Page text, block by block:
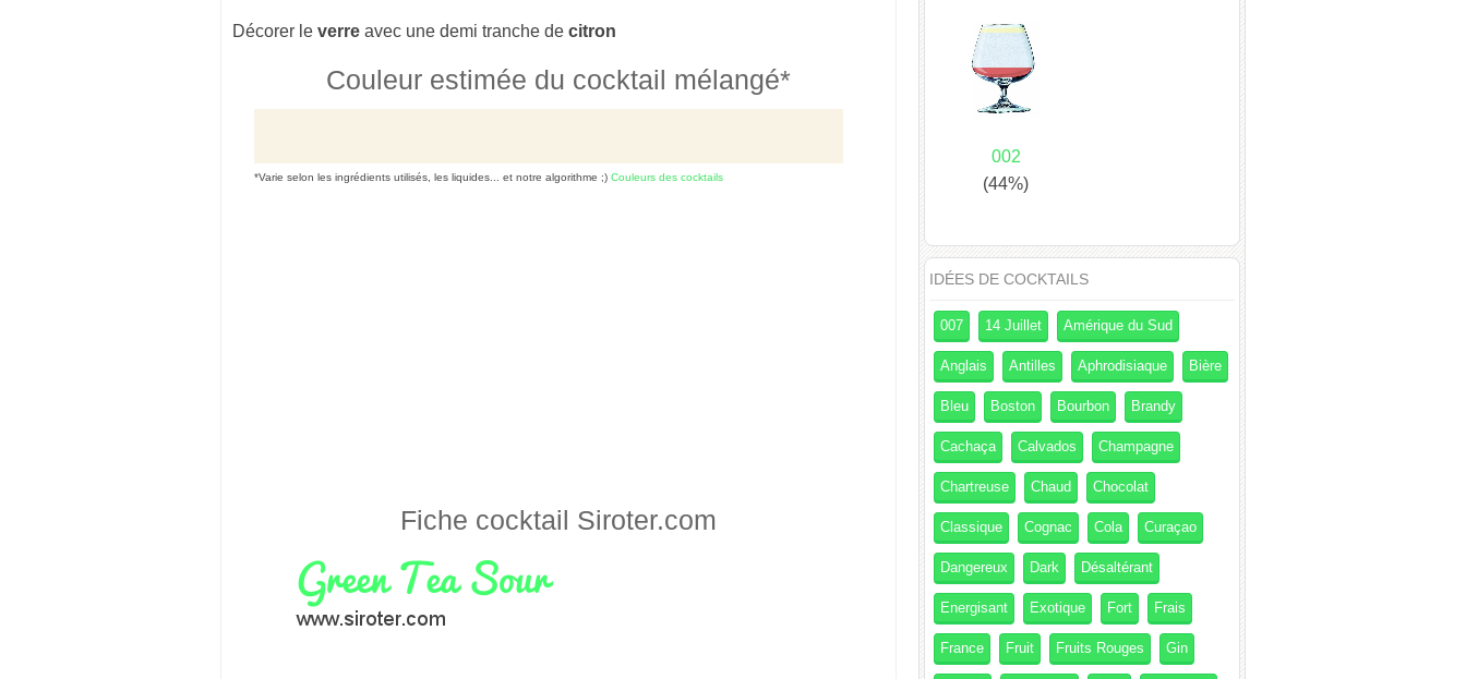
Décorer le verre avec une demi tranche de citron
Couleur estimée du cocktail mélangé*
*Varie selon les ingrédients utilisés, les liquides... et notre algorithme ;) Couleurs des cocktails
Fiche cocktail Siroter.com
002
(44%)
IDÉES DE COCKTAILS
007 14 Juillet Amérique du Sud
Anglais Antilles Aphrodisiaque Bière
Bleu Boston Bourbon Brandy
Cachaça Calvados Champagne
Chartreuse Chaud Chocolat
Classique Cognac Cola Curaçao
Dangereux Dark Désaltérant
Energisant Exotique Fort Frais
France Fruit Fruits Rouges Gin